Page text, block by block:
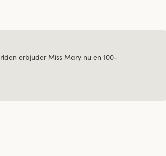
erbjuder Miss Mary nu en 100-